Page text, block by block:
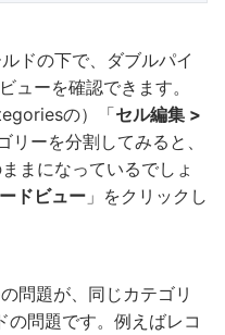
ドの下で、ダブルパイ
ューを確認できます。
の）「セル編集 >
リーを分割してみると、
まになっているでしょ
ドビュー 」をクリックし
問題が、同じカテゴリ
問題です。例えばレコ